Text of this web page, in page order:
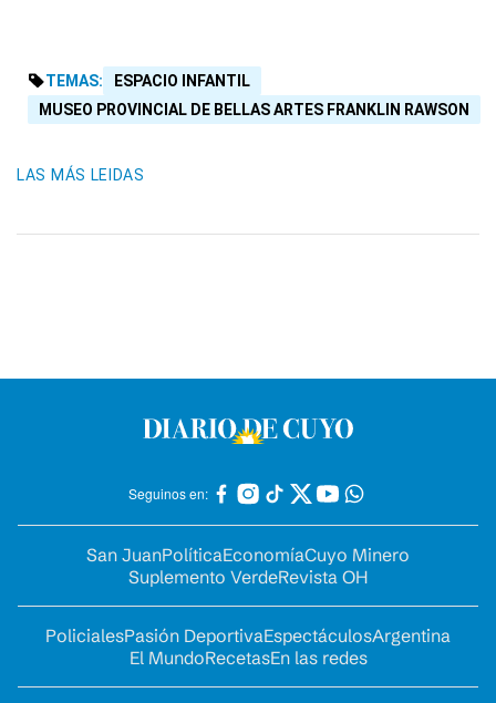
TEMAS:
ESPACIO INFANTIL
MUSEO PROVINCIAL DE BELLAS ARTES FRANKLIN RAWSON
LAS MÁS LEIDAS
Seguinos en:
San JuanPolíticaEconomíaCuyo Minero
Suplemento VerdeRevista OH
PolicialesPasión DeportivaEspectáculosArgentina
El MundoRecetasEn las redes